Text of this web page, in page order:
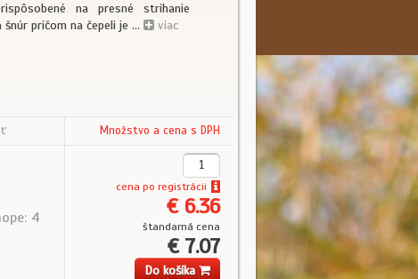
na presné strihanie
pričom na čepeli je ...
viac
Množstvo a cena s DPH
4
cena po registrácii
€ 6.36
štandarná cena
€ 7.07
Do košíka